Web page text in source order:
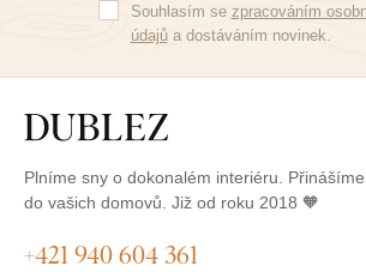
Souhlasím se zpracováním
údajůa dostáváním novinek.
Plníme sny o dokonalém interiéru.
do vašich domovů. Již od roku 2018 🧡
+421 940 604 361